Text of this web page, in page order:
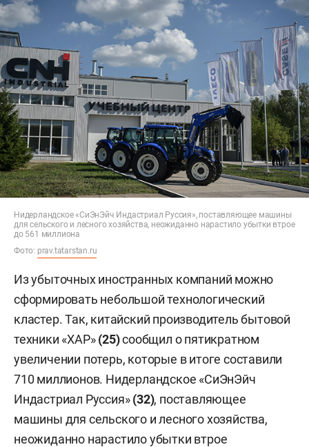
Нидерландское «СиЭнЭйч Индастриал Руссия», поставляющее машины
для сельского и лесного хозяйства, неожиданно нарастило убытки втрое
до 561 миллиона
Фото: prav.tatarstan.ru
Из убыточных иностранных компаний можно
сформировать небольшой технологический
кластер. Так, китайский производитель бытовой
техники «ХАР»(25)сообщил о пятикратном
увеличении потерь, которые в итоге составили
710 миллионов. Нидерландское «СиЭнЭйч
Индастриал Руссия»(32), поставляющее
машины для сельского и лесного хозяйства,
неожиданно нарастило убытки втрое